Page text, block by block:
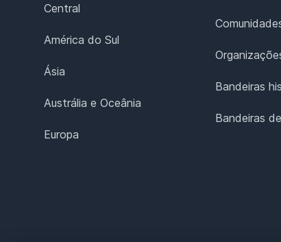
Central
América do Sul
Ásia
Austrália e Oceânia
Europa
Bandeiras
Bandeiras